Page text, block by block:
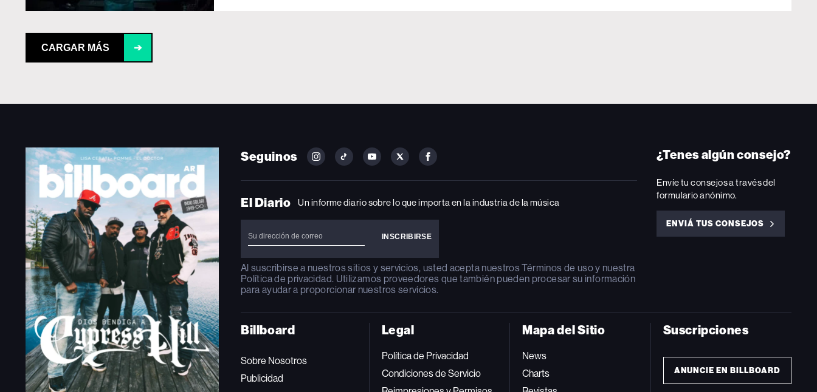
CARGAR MÁS ➔
Seguinos
FOLLOW
ON
INSTAGRAM
FOLLOW
ON
YOUTUBE
FOLLOW
ON
YOUTUBE
FOLLOW
ON
FOLLOW
ON
FACEBOOK
El Diario Un informe diario sobre lo que importa en la industria de la música
Al suscribirse a nuestros sitios y servicios, usted acepta nuestrosTérminos de usoy nuestra
Política de privacidad. Utilizamos proveedores que también pueden procesar su información
para ayudar a proporcionar nuestros servicios.
¿Tenes algún consejo?
Envíe tu consejos a través del
formulario anónimo.
ENVIÁ TUS CONSEJOS
ENVIÁ
Billboard
Sobre Nosotros
Publicidad
Legal
Política de Privacidad
Condiciones de Servicio
Mapa del Sitio
News
Charts
Suscripciones
ANUNCIE EN BILLBOARD